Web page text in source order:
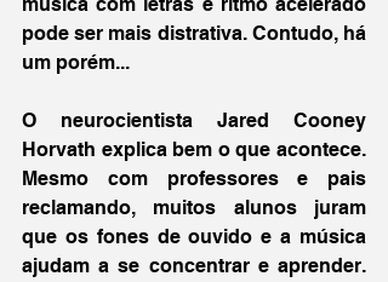
pode ser mais distrativa. Contudo, há
um porém...
O neurocientista Jared Cooney
Horvath explica bem o que acontece.
Mesmo com professores e pais
reclamando, muitos alunos juram
que os fones de ouvido e a música
ajudam a se concentrar e aprender.